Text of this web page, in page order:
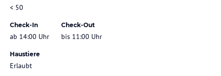
< 50
Check-In
ab 14:00 Uhr
Check-Out
bis 11:00 Uhr
Haustiere
Erlaubt